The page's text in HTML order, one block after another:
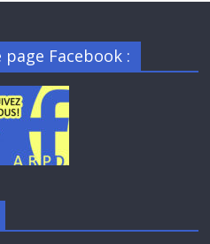
Facebook :